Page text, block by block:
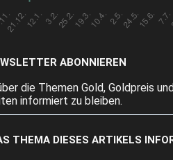
ABONNIEREN
die Themen Gold, Goldpreis
informiert zu bleiben.
THEMA DIESES ARTIKELS